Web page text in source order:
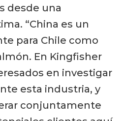
desde una
“China es un
para Chile como
En Kingfisher
en investigar
esta industria, y
conjuntamente